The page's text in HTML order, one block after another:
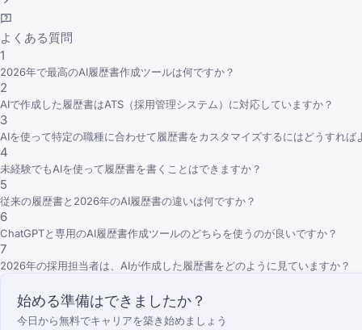
よくある質問
1
2026年で最高のAI履歴書作成ツールは何ですか？
2
AIで作成した履歴書はATS（採用管理システム）に対応していますか？
3
AIを使って特定の職種に合わせて履歴書をカスタマイズするにはどうすれば
4
未経験でもAIを使って履歴書を書くことはできますか？
5
従来の履歴書と2026年のAI履歴書の違いは何ですか？
6
ChatGPTと専用のAI履歴書作成ツールのどちらを使うのが良いですか？
7
2026年の採用担当者は、AIが作成した履歴書をどのように見ていますか？
始める準備はできましたか？
今日から無料でキャリアを築き始めましょう